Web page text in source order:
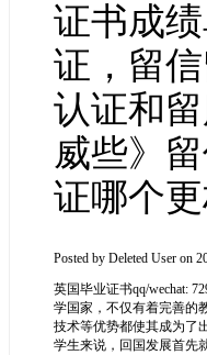
证书成
证，留
认证和
威些》
证哪个
Posted by Deleted User on
英国毕业证书qq/wechat:
学国家，不仅有着完善的
技术等优势都使其成为了
学生来说，回国发展首先